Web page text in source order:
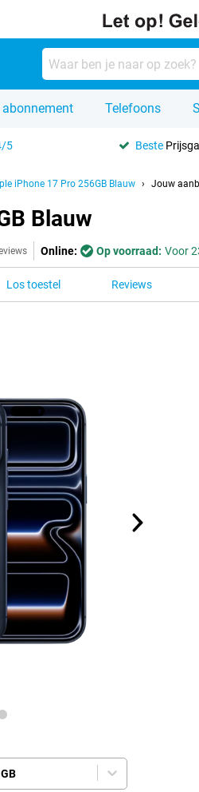
Telefoons
5 Beste
iPhone 17 Pro 256GB Blauw Jouw
Blauw
Online: Op voorraad: Voor
Los toestel Reviews